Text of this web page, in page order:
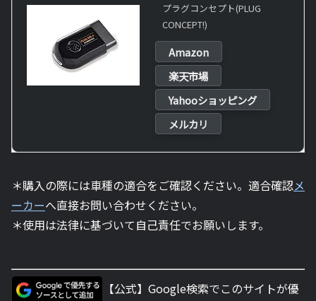
プラグコンセプト(PLUG
CONCEPT!)
Amazon
楽天市場
Yahooショッピング
メルカリ
＊購入の際には車種の適合をご確認ください。適合確認メ
ーカーへ直接お問い合わせください。
＊使用は法律に基づいて自己責任でお願いします。
【公式】Google検索でこのサイトが優